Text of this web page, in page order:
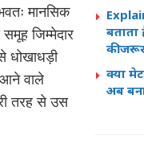
बताता
की
क्या
अब
मानसिक
जिम्मेदार
धोखाधड़ी
आने वाले
तरह से उस